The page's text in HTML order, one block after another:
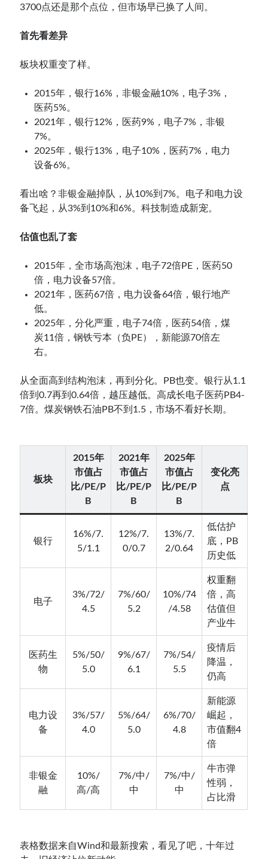
3700点还是那个点位，但市场早已换了人间。
首先看差异
板块权重变了样。
2015年，银行16%，非银金融10%，电子3%，
医药5%。
2021年，银行12%，医药9%，电子7%，非银
7%。
2025年，银行13%，电子10%，医药7%，电力
设备6%。
看出啥？非银金融掉队，从10%到7%。电子和电力设
备飞起，从3%到10%和6%。科技制造成新宠。
估值也乱了套
2015年，全市场高泡沫，电子72倍PE，医药50
倍，电力设备57倍。
2021年，医药67倍，电力设备64倍，银行地产
低。
2025年，分化严重，电子74倍，医药54倍，煤
炭11倍，钢铁亏本（负PE），新能源70倍左
右。
从全面高到结构泡沫，再到分化。PB也变。银行从1.1
倍到0.7再到0.64倍，越压越低。高成长电子医药PB4-
7倍。煤炭钢铁石油PB不到1.5，市场不看好长期。
板块
2015年
市值占
比/PE/P
B
2021年
市值占
比/PE/P
B
2025年
市值占
比/PE/P
B
变化亮
点
银行
16%/7.
5/1.1
12%/7.
0/0.7
13%/7.
2/0.64
低估护
底，PB
历史低
电子
3%/72/
4.5
7%/60/
5.2
10%/74
/4.58
权重翻
倍，高
估值但
产业牛
医药生
物
5%/50/
5.0
9%/67/
6.1
7%/54/
5.5
疫情后
降温，
仍高
电力设
备
3%/57/
4.0
5%/64/
5.0
6%/70/
4.8
新能源
崛起，
市值翻4
倍
非银金
融
10%/
高/高
7%/中/
中
7%/中/
中
牛市弹
性弱，
占比滑
表格数据来自Wind和最新搜索，看见了吧，十年过